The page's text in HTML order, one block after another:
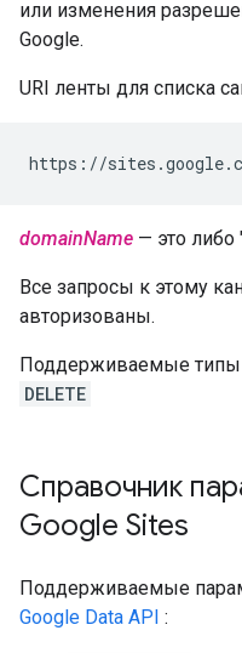
или изменения
Google.
URI ленты для списка
https://
domainName — это либо
Все запросы к этому
авторизованы.
Поддерживаемые типы
DELETE
Справочник
Google Sites
Поддерживаемые
Google Data API :